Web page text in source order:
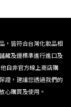
，皆符合台灣化妝品相
藏及運標準進行進口及
自非官方線上商店購
證，建議您透過我們的
心購買及使用。